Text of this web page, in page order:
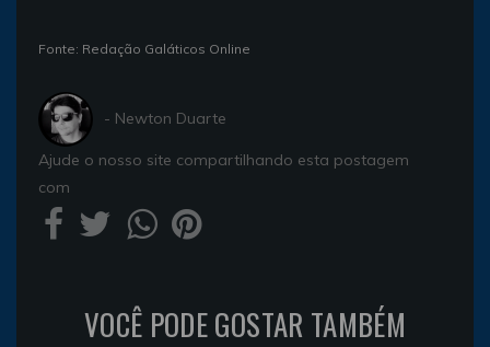
Fonte: Redação Galáticos Online
- Newton Duarte
Ajude o nosso site compartilhando esta postagem
com
VOCÊ PODE GOSTAR TAMBÉM